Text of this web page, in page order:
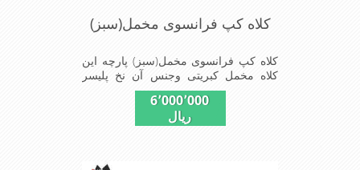
کلاه کپ فرانسوی مخمل(سبز)
کلاه کپ فرانسوی مخمل(سبز) پارچه این
کلاه مخمل کبریتی وجنس آن نخ پلیسر
است داخل کلاه آستر مشکی تترون دوخته
شده تا کلاه تنفسی بهتر داشته باشد این
مدل فری سایز است باکشی که پشت کلاه
روز مناسب است بسیار خوش رنگ و
6٬000٬000
ریال